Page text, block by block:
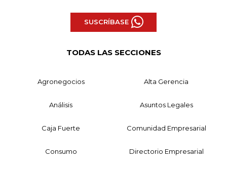
SUSCRÍBASE
TODAS LAS SECCIONES
Agronegocios Alta Gerencia
Análisis Asuntos Legales
Caja Fuerte Comunidad Empresarial
Consumo Directorio Empresarial